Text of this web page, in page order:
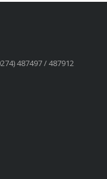
487497 / 487912